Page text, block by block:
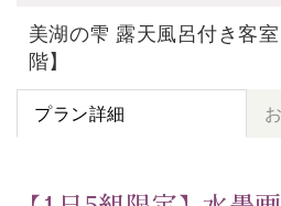
美湖の雫 露天風呂付き客
階】
プラン詳細